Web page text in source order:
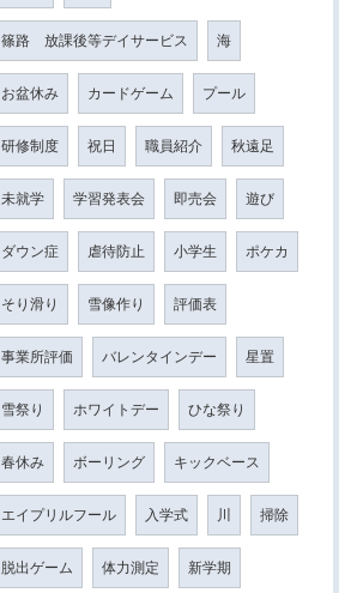
篠路 放課後等デイサービス 海
お盆休み カードゲーム プール
研修制度 祝日 職員紹介 秋遠足
未就学 学習発表会 即売会 遊び
ダウン症 虐待防止 小学生 ポケカ
そり滑り 雪像作り 評価表
事業所評価 バレンタインデー 星置
雪祭り ホワイトデー ひな祭り
春休み ボーリング キックベース
エイプリルフール 入学式 川 掃除
脱出ゲーム 体力測定 新学期